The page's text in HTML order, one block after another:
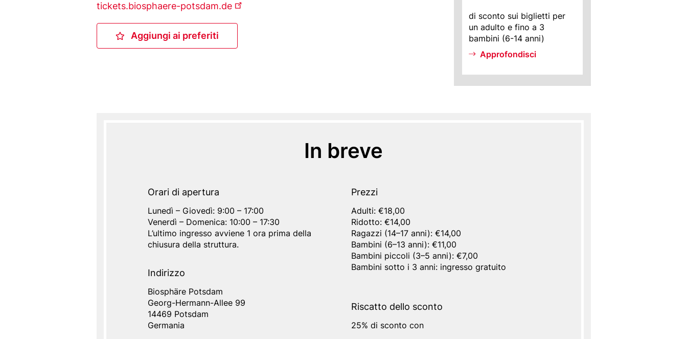
tickets.biosphaere-potsdam.de
Aggiungi ai preferiti
Aggiungi ai preferiti
MI
Info
di sconto sui biglietti per
un adulto e fino a 3
bambini (6-14 anni)
Approfondisci
In breve
Orari di apertura
Lunedì – Giovedì: 9:00 – 17:00
Venerdì – Domenica: 10:00 – 17:30
L’ultimo ingresso avviene 1 ora prima della
chiusura della struttura.
Indirizzo
Address
Name
Biosphäre Potsdam
Indirizzo
Georg-Hermann-Allee 99
14469 Potsdam
Germania
Prezzi
Adulti: €18,00
Ridotto: €14,00
Ragazzi (14–17 anni): €14,00
Bambini (6–13 anni): €11,00
Bambini piccoli (3–5 anni): €7,00
Bambini sotto i 3 anni: ingresso gratuito
Riscatto dello sconto
25% di sconto con